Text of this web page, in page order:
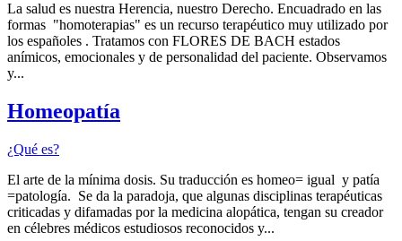
La salud es nuestra Herencia, nuestro Derecho. Encuadrado en las
formas "homoterapias" es un recurso terapéutico muy utilizado por
los españoles . Tratamos con FLORES DE BACH estados
anímicos, emocionales y de personalidad del paciente. Observamos
y...
Homeopatía
¿Qué es?
El arte de la mínima dosis. Su traducción es homeo= igual y patía
=patología. Se da la paradoja, que algunas disciplinas terapéuticas
criticadas y difamadas por la medicina alopática, tengan su creador
en célebres médicos estudiosos reconocidos y...